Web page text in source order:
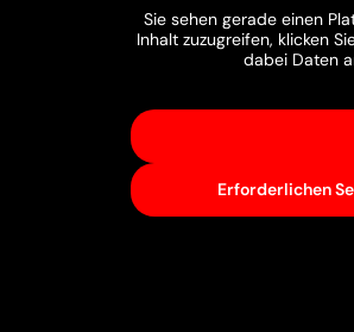
Sie sehen gerade einen
Inhalt zuzugreifen, klicken
dabei Daten
Erforderlichen